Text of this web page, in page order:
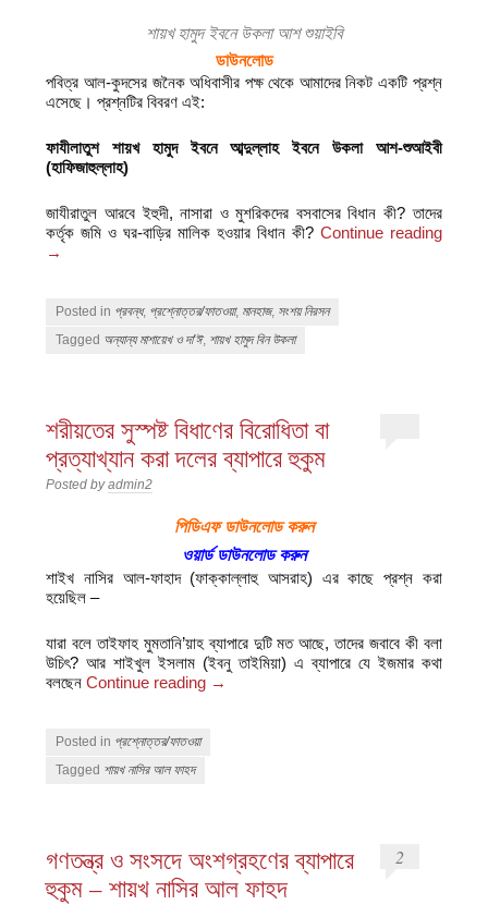
শায়খ হামুদ ইবনে উকলা আশ শুয়াইবি
ডাউনলোড
পবিত্র আল-কুদসের জনৈক অধিবাসীর পক্ষ থেকে আমাদের নিকট একটি প্রশ্ন
এসেছে। প্রশ্নটির বিবরণ এই:
ফাযীলাতুশ শায়খ হামুদ ইবনে আব্দুল্লাহ ইবনে উকলা আশ-শুআইবী
(হাফিজাহুল্লাহ)
জাযীরাতুল আরবে ইহুদী, নাসারা ও মুশরিকদের বসবাসের বিধান কী? তাদের
কর্তৃক জমি ও ঘর-বাড়ির মালিক হওয়ার বিধান কী? Continue reading
→
Posted in প্রবন্ধ, প্রশ্নোত্তর/ফাতওয়া, মানহাজ, সংশয় নিরসন
Tagged অন্যান্য মাশায়েখ ও দা'ঈ, শায়খ হামুদ বিন উকলা
শরীয়তের সুস্পষ্ট বিধাণের বিরোধিতা বা
প্রত্যাখ্যান করা দলের ব্যাপারে হুকুম
Posted byadmin2
পিডিএফ ডাউনলোড করুন
ওয়ার্ড ডাউনলোড করুন
শাইখ নাসির আল-ফাহাদ (ফাক্কাল্লাহু আসরাহ) এর কাছে প্রশ্ন করা
হয়েছিল –
যারা বলে তাইফাহ মুমতানি’য়াহ ব্যাপারে দুটি মত আছে, তাদের জবাবে কী বলা
উচিৎ? আর শাইখুল ইসলাম (ইবনু তাইমিয়া) এ ব্যাপারে যে ইজমার কথা
বলছেনContinue reading →
Posted in প্রশ্নোত্তর/ফাতওয়া
Tagged শায়খ নাসির আল ফাহদ
গণতন্ত্র ও সংসদে অংশগ্রহণের ব্যাপারে
হুকুম – শায়খ নাসির আল ফাহদ
2